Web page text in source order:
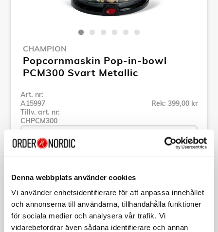
Denna webbplats använder cookies
Vi använder enhetsidentifierare för att anpassa innehållet
och annonserna till användarna, tillhandahålla funktioner
för sociala medier och analysera vår trafik. Vi
vidarebefordrar även sådana identifierare och annan
CHAMPION
Popcornmaskin Pop-in-bowl
PCM300 Svart Metallic
Art. nr:
A15997
Tillv. art. nr:
CHPCM300
Rek: 399,00 kr
Se alla produkter inom Champion
Specifikation
Beskrivning